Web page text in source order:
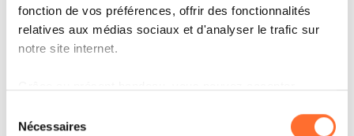
fonction de vos préférences, offrir des fonctionnalités
relatives aux médias sociaux et d'analyser le trafic sur
notre site internet.
à l’exception des cookies strictement nécessaires au
Nécessaires
Minusines est entrée dans une nouvelle ère en
rejoignant le groupe Encevo en 2020. Cette
renouvelables
. En s’alliant à un producteur